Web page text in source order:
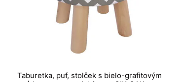
Taburetka, puf, stolček s bielo-grafitovým